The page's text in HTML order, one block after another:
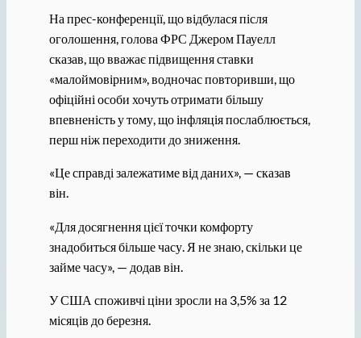
На прес-конференції, що відбулася після
оголошення, голова ФРС Джером Пауелл
сказав, що вважає підвищення ставки
«малоймовірним», водночас повторивши, що
офіційні особи хочуть отримати більшу
впевненість у тому, що інфляція послаблюється,
перш ніж переходити до зниження.
«Це справді залежатиме від даних», — сказав
він.
«Для досягнення цієї точки комфорту
знадобиться більше часу. Я не знаю, скільки це
займе часу», — додав він.
У США споживчі ціни зросли на 3,5% за 12
місяців до березня.